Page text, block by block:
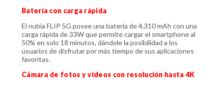
Batería con carga rápida
El nubia FLIP 5G posee una batería de 4,310 mAh con una
carga rápida de 33W que permite cargar el smartphone al
50% en solo 18 minutos, dándole la posibilidad a los
usuarios de disfrutar por más tiempo de sus aplicaciones
favoritas.
Cámara de fotos y videos con resolución hasta 4K